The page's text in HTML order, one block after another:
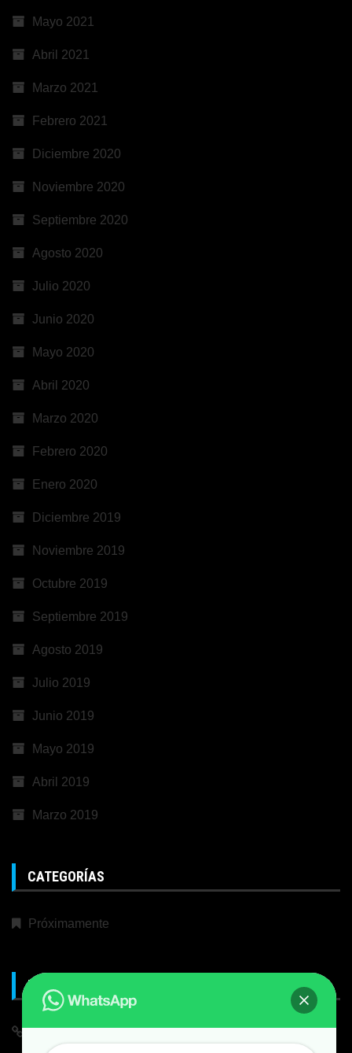
Mayo 2021
Abril 2021
Marzo 2021
Febrero 2021
Diciembre 2020
Noviembre 2020
Septiembre 2020
Agosto 2020
Julio 2020
Junio 2020
Mayo 2020
Abril 2020
Marzo 2020
Febrero 2020
Enero 2020
Diciembre 2019
Noviembre 2019
Octubre 2019
Septiembre 2019
Agosto 2019
Julio 2019
Junio 2019
Mayo 2019
Abril 2019
Marzo 2019
CATEGORÍAS
Próximamente
META
Iniciar Sesión